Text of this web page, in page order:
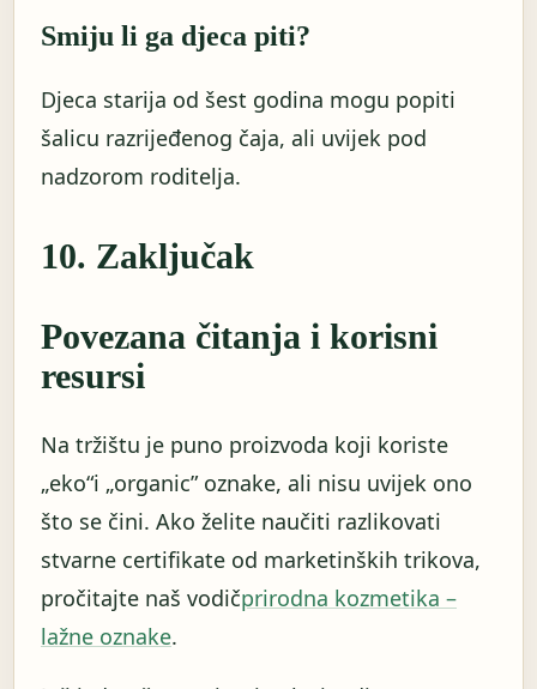
Smiju li ga djeca piti?
Djeca starija od šest godina mogu popiti
šalicu razrijeđenog čaja, ali uvijek pod
nadzorom roditelja.
10. Zaključak
Povezana čitanja i korisni
resursi
Na tržištu je puno proizvoda koji koriste
„eko“i „organic” oznake, ali nisu uvijek ono
što se čini. Ako želite naučiti razlikovati
stvarne certifikate od marketinških trikova,
pročitajte naš vodičprirodna kozmetika –
lažne oznake.